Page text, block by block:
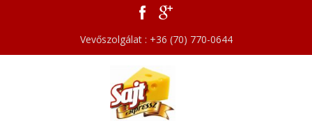
Vevőszolgálat : +36 (70) 770-0644